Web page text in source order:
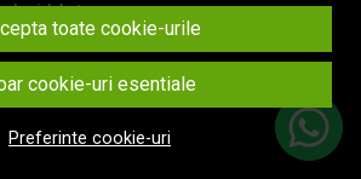
toate cookie-urile
cookie-uri esentiale
Preferinte cookie-uri
Auto